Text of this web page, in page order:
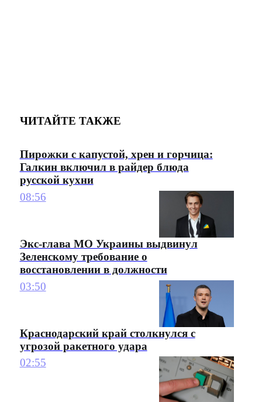
ЧИТАЙТЕ ТАКЖЕ
Пирожки с капустой, хрен и горчица:
Галкин включил в райдер блюда
русской кухни
08:56
Экс-глава МО Украины выдвинул
Зеленскому требование о
восстановлении в должности
03:50
Краснодарский край столкнулся с
угрозой ракетного удара
02:55